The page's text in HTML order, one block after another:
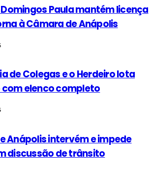
Paula mantém licença
à Câmara de Anápolis
de Colegas e o Herdeiro lota
com elenco completo
Anápolis intervém e impede
discussão de trânsito